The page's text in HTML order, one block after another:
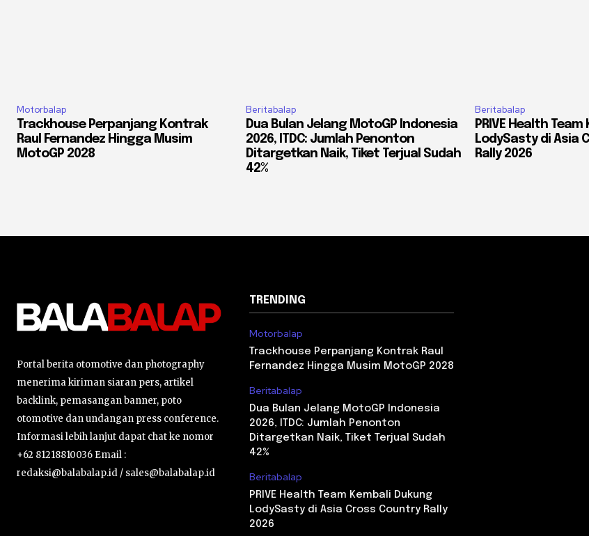
Motorbalap
Trackhouse Perpanjang Kontrak
Raul Fernandez Hingga Musim
MotoGP 2028
Beritabalap
Dua Bulan Jelang MotoGP Indonesia
2026, ITDC: Jumlah Penonton
Ditargetkan Naik, Tiket Terjual Sudah
42%
Beritabalap
PRIVE Health
LodySasty di Asia
Rally 2026
Portal berita otomotive dan photography
menerima kiriman siaran pers, artikel
backlink, pemasangan banner, poto
otomotive dan undangan press conference.
Informasi lebih lanjut dapat chat ke nomor
+62 81218810036 Email :
redaksi@balabalap.id / sales@balabalap.id
TRENDING
Motorbalap
Trackhouse Perpanjang Kontrak Raul
Fernandez Hingga Musim MotoGP 2028
Beritabalap
Dua Bulan Jelang MotoGP Indonesia
2026, ITDC: Jumlah Penonton
Ditargetkan Naik, Tiket Terjual Sudah
42%
Beritabalap
PRIVE Health Team Kembali Dukung
LodySasty di Asia Cross Country Rally
2026